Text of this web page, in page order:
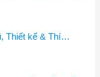
Thiết kế & Thí…